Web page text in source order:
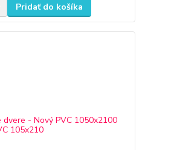
Pridať do košíka